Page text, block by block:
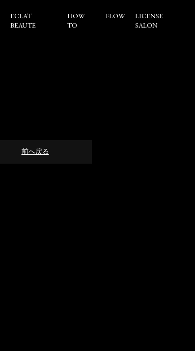
ECLAT
BEAUTE
HOW
TO
FLOW
LICENSE
SALON
前へ戻る